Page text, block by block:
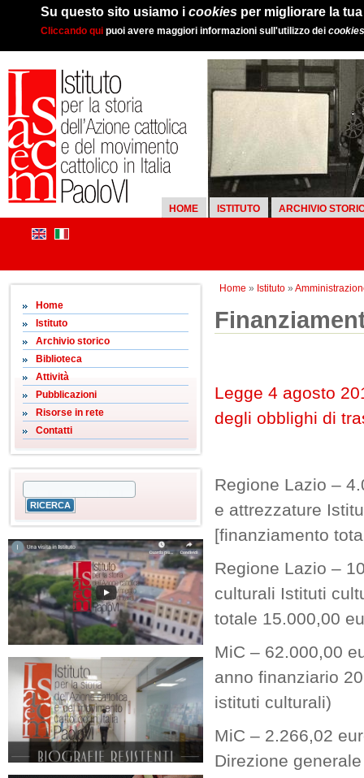
Su questo sito usiamo i cookies per migliorare la
Cliccando qui puoi avere maggiori informazioni sull'utilizzo dei cookies
HOME ISTITUTO ARCHIVIO
Home » Istituto»
Home
Istituto
Archivio storico
Biblioteca
Attività
Pubblicazioni
Risorse in rete
Contatti
Legge 4 agosto
degli obblighi di
Regione Lazio –
e attrezzature
[finanziamento
Regione Lazio –
culturali Istituti
totale 15.000,00
MiC – 62.000,00
anno finanziario
istituti culturali)
MiC – 2.266,02
Direzione